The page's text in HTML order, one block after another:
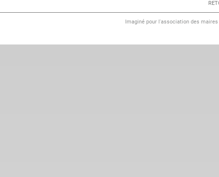
Imaginé pour l'association des